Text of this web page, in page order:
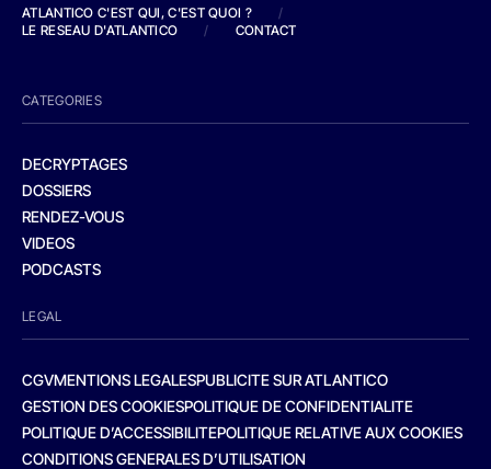
ATLANTICO C'EST QUI, C'EST QUOI ?
/
LE RESEAU D'ATLANTICO
/ CONTACT
CATEGORIES
DECRYPTAGES
DOSSIERS
RENDEZ-VOUS
VIDEOS
PODCASTS
LEGAL
CGVMENTIONS LEGALESPUBLICITE SUR ATLANTICO
GESTION DES COOKIESPOLITIQUE DE CONFIDENTIALITE
POLITIQUE D’ACCESSIBILITEPOLITIQUE RELATIVE AUX COOKIES
CONDITIONS GENERALES D’UTILISATION